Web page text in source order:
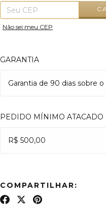
Não sei meu CEP
GARANTIA
Garantia de 90 dias sobre
PEDIDO MÍNIMO ATACADO
R$ 500,00
COMPARTILHAR: